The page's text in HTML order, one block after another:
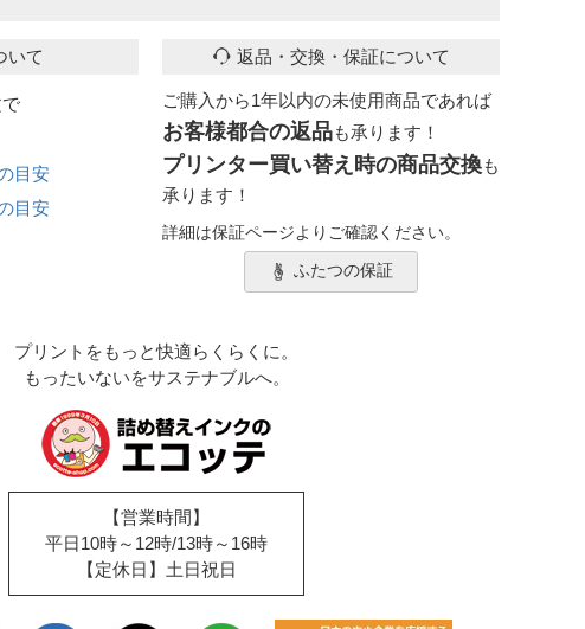
いて
目安
目安
返品・交換・保証について
ご購入から1年以内の未使用商品であれば
お客様都合の返品も承ります！
プリンター買い替え時の商品交換も
承ります！
詳細は保証ページよりご確認ください。
ふたつの保証
プリントをもっと快適らくらくに。
もったいないをサステナブルへ。
【営業時間】
平日10時～12時/13時～16時
【定休日】土日祝日